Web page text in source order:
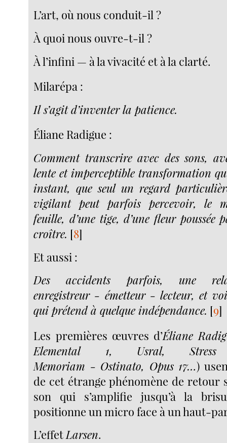
L’art, où nous conduit-il ?
À quoi nous ouvre-t-il ?
À l’infini — à la vivacité et à la clarté.
Milarépa :
Il s’agit d’inventer la patience.
Éliane Radigue :
Comment transcrire avec des sons,
lente et imperceptible transformation
instant, que seul un regard
vigilant peut parfois percevoir, le
feuille, d’une tige, d’une fleur
croître. [8]
Et aussi :
Des accidents parfois, une
enregistreur - émetteur - lecteur, et
qui prétend à quelque indépendance. [9]
Les premières œuvres d’Éliane
Elemental 1, Usral,
Memoriam - Ostinato, Opus 17…)
de cet étrange phénomène de
son qui s’amplifie jusqu’à la
positionne un micro face à un haut-
L’effetLarsen.